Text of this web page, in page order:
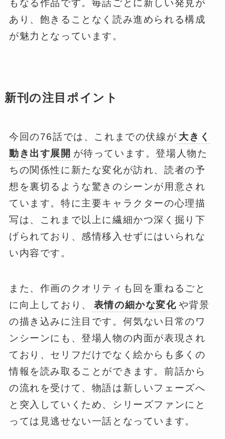
もなる作品です。毎話ごとに新しい発見が
あり、飽きることなく読み進められる構成
が魅力となっています。
新刊の注目ポイント
今回の76話では、これまでの伏線が 大きく
動き出す展開 が待っています。登場人物た
ちの関係性に新たな変化が訪れ、読者の予
想を裏切るような驚きのシーンが用意され
ています。特に主要キャラクターの心理描
写は、これまで以上に繊細かつ深く掘り下
げられており、感情移入せずにはいられな
い内容です。
また、作画のクオリティも回を重ねるごと
に向上しており、
表情の細かな変化 や背景
の描き込みに注目です。何気ない日常のワ
ンシーンにも、登場人物の内面が表現され
ており、セリフだけでなく絵からも多くの
情報を読み取ることができます。前話から
の流れを受けて、物語は新しいフェーズへ
と突入していくため、シリーズファンにと
っては見逃せない一話となっています。